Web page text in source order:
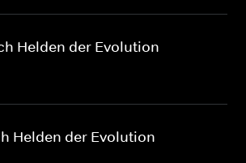
Helden der Evolution
Helden der Evolution